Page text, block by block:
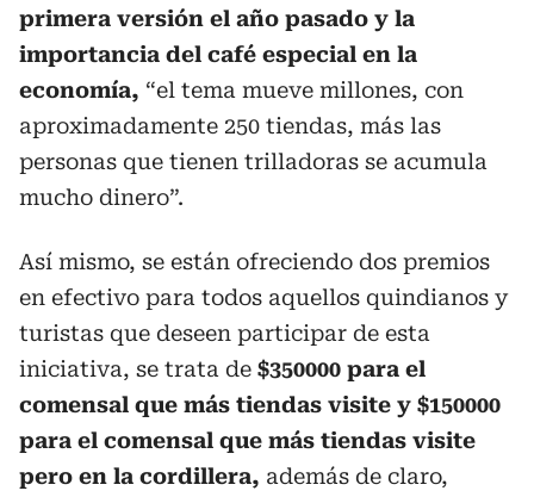
primera versión el año pasado y la
importancia del café especial en la
economía, “el tema mueve millones, con
aproximadamente 250 tiendas, más las
personas que tienen trilladoras se acumula
mucho dinero”.
Así mismo, se están ofreciendo dos premios
en efectivo para todos aquellos quindianos y
turistas que deseen participar de esta
iniciativa, se trata de $350000 para el
comensal que más tiendas visite y $150000
para el comensal que más tiendas visite
pero en la cordillera, además de claro,